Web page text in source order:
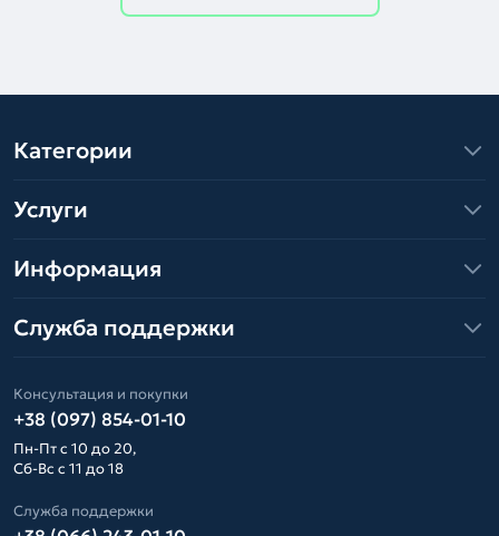
Категории
Услуги
Информация
Служба поддержки
Консультация и покупки
+38 (097) 854-01-10
Пн-Пт с 10 до 20,
Сб-Вс с 11 до 18
Служба поддержки